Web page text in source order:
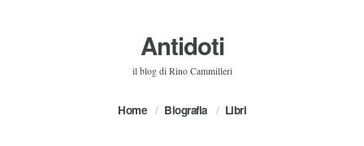
Antidoti
il blog di Rino Cammilleri
Home Biografia Libri